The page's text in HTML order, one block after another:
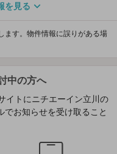
を見る
ます。物件情報に誤りがある場
中の方へ
イトにニチエーイン立川の
でお知らせを受け取ること